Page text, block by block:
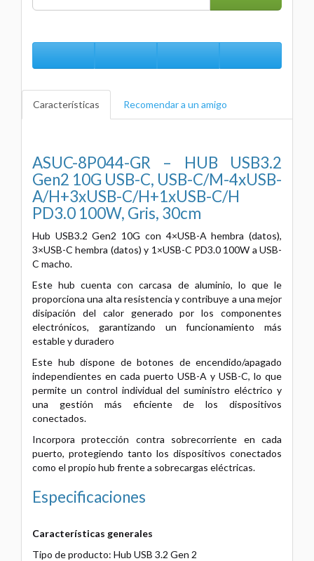
Características Recomendar a un amigo
ASUC-8P044-GR – HUB USB3.2
Gen2 10G USB-C, USB-C/M-4xUSB-
A/H+3xUSB-C/H+1xUSB-C/H
PD3.0 100W, Gris, 30cm
Hub USB3.2 Gen2 10G con 4×USB-A hembra (datos),
3×USB-C hembra (datos) y 1×USB-C PD3.0 100W a USB-
C macho.
Este hub cuenta con carcasa de aluminio, lo que le
proporciona una alta resistencia y contribuye a una mejor
disipación del calor generado por los componentes
electrónicos, garantizando un funcionamiento más
estable y duradero
Este hub dispone de botones de encendido/apagado
independientes en cada puerto USB-A y USB-C, lo que
permite un control individual del suministro eléctrico y
una gestión más eficiente de los dispositivos
conectados.
Incorpora protección contra sobrecorriente en cada
puerto, protegiendo tanto los dispositivos conectados
como el propio hub frente a sobrecargas eléctricas.
Especificaciones
Características generales
Tipo de producto: Hub USB 3.2 Gen 2